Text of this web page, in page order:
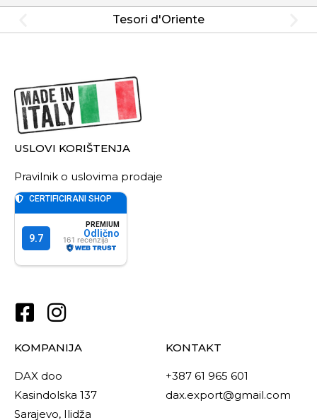
Tesori d'Oriente
USLOVI KORIŠTENJA
Pravilnik o uslovima prodaje
KOMPANIJA
DAX doo
Kasindolska 137
Sarajevo, Ilidža
KONTAKT
+387 61 965 601
dax.export@gmail.com